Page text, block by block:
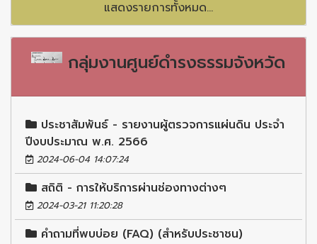
แสดงรายการทั้งหมด...
กลุ่มงานศูนย์ดำรงธรรมจังหวัด
ประชาสัมพันธ์ - รายงานผู้ตรวจการแผ่นดิน ประจำ
ปีงบประมาณ พ.ศ. 2566
2024-06-04 14:07:24
สถิติ - การให้บริการผ่านช่องทางต่างๆ
2024-03-21 11:20:28
คำถามที่พบบ่อย (FAQ) (สำหรับประชาชน)